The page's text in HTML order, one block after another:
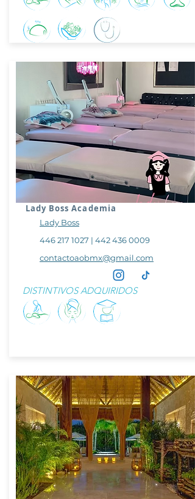
Lady Boss Academia
Lady Boss
446 217 1027 | 442 436 0009
contactoaobmx@gmail.com
DISTINTIVOS ADQUIRIDOS